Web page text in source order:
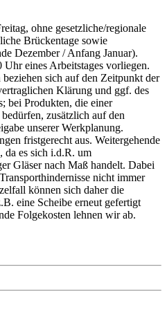
ohne gesetzliche/regionale
Brückentage sowie
Dezember / Anfang Januar).
eines Arbeitstages vorliegen.
sich auf den Zeitpunkt der
Klärung und ggf. des
bei Produkten, die einer
zusätzlich auf den
unserer Werkplanung.
fristgerecht aus. Weitergehende
da es sich i.d.R. um
Gläser nach Maß handelt. Dabei
nicht immer
können sich daher die
eine Scheibe erneut gefertigt
Folgekosten lehnen wir ab.